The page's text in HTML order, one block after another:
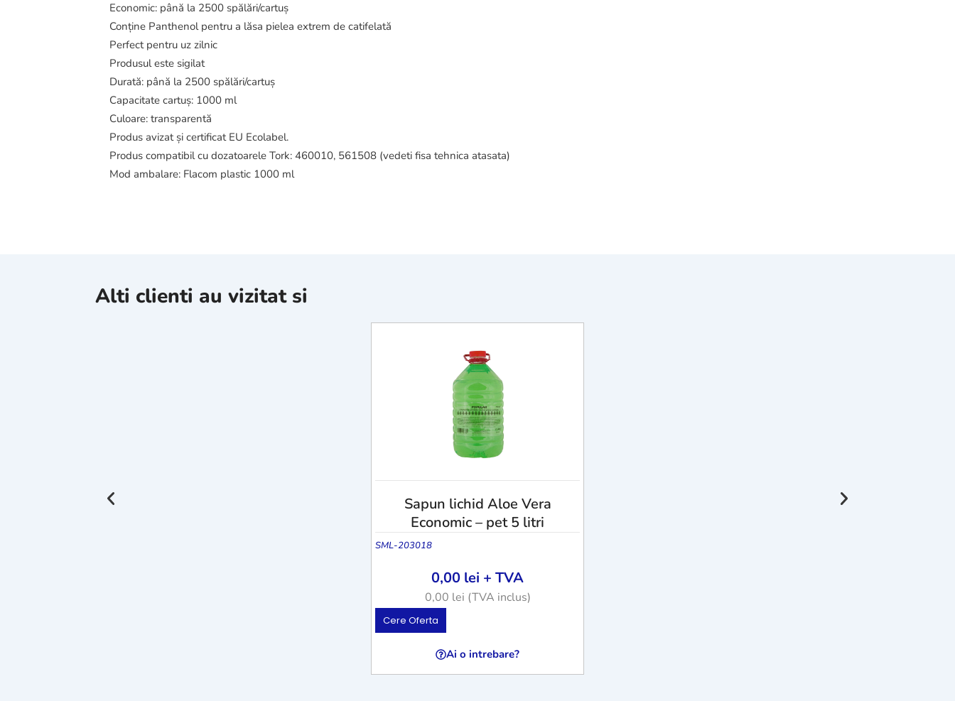
Economic: până la 2500 spălări/cartuș
Conține Panthenol pentru a lăsa pielea extrem de catifelată
Perfect pentru uz zilnic
Produsul este sigilat
Durată: până la 2500 spălări/cartuș
Capacitate cartuș: 1000 ml
Culoare: transparentă
Produs avizat și certificat EU Ecolabel.
Produs compatibil cu dozatoarele Tork: 460010, 561508 (vedeti fisa tehnica atasata)
Mod ambalare: Flacom plastic 1000 ml
Alti clienti au vizitat si
Sapun lichid Aloe Vera
Economic – pet 5 litri
SML-203018
0,00 lei + TVA
0,00 lei (TVA inclus)
Cere Oferta
Ai o intrebare?